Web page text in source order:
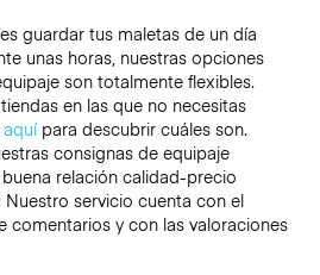
guardar tus maletas de un día
unas horas, nuestras opciones
son totalmente flexibles.
en las que no necesitas
aquípara descubrir cuáles son.
consignas de equipaje
relación calidad-precio
Nuestro servicio cuenta con el
comentarios y con las valoraciones